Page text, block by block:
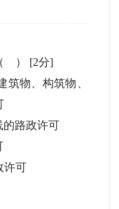
） [2分]
筑物、构筑物、
的路政许可
许可